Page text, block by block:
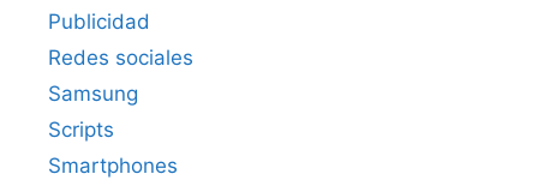
Publicidad
Redes sociales
Samsung
Scripts
Smartphones